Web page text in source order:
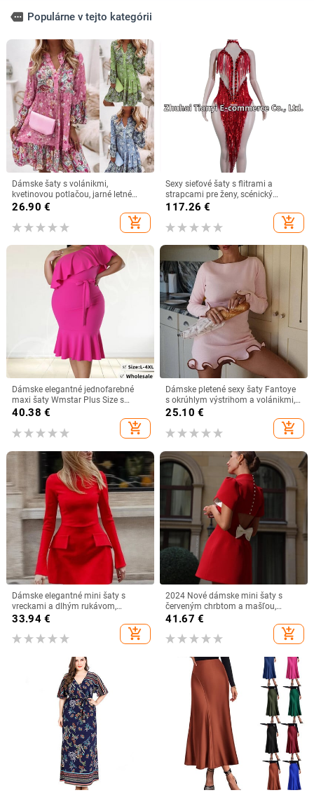
more Populárne v tejto kategórii
Dámske šaty s volánikmi,
kvetinovou potlačou, jarné letné
plážové párty šaty, vintage mini
šaty v áčkovom strihu, dámske
oblečenie na banket
26.90 €
add_shopping_cart
Sexy sieťové šaty s flitrami a
strapcami pre ženy, scénický
kostým pre klubový latinský tanec,
117.26 €
add_shopping_cart
Dámske elegantné jednofarebné
maxi šaty Wmstar Plus Size s
obväzom a jedným rukávom, letné
dropshipping
40.38 €
add_shopping_cart
Dámske pletené sexy šaty Fantoye
s okrúhlym výstrihom a volánikmi,
čierne, s dlhým rukávom a vysokým
pásom, dámske jesenné štíhle
elegantné spoločenské spoločenské
25.10 €
add_shopping_cart
Dámske elegantné mini šaty s
vreckami a dlhým rukávom,
elegantný rolák, štíhle spoločenské
šaty 2024, dámske jednofarebné
priliehavé šaty v tvare A
33.94€
add_shopping_cart
2024 Nové dámske mini šaty s
červeným chrbtom a mašľou,
elegantné, s výstrihom do O-krku,
krátkym rukávom, vystrihnuté,
áčkové, vestidos, dámske elegantné
41.67 €
add_shopping_cart